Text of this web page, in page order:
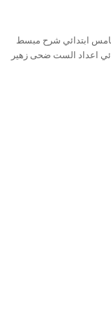
ابتدائي شرح مبسط
اعداد الست ضحى زهير